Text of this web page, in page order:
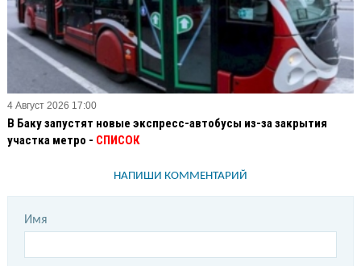
4 Август 2026 17:00
В Баку запустят новые экспресс-автобусы из-за закрытия
участка метро - СПИСОК
НАПИШИ КОММЕНТАРИЙ
Имя